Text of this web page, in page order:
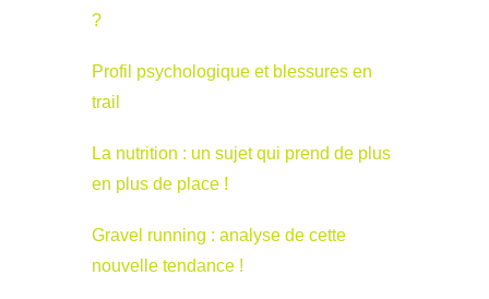
?
Profil psychologique et blessures en
trail
La nutrition : un sujet qui prend de plus
en plus de place !
Gravel running : analyse de cette
nouvelle tendance !